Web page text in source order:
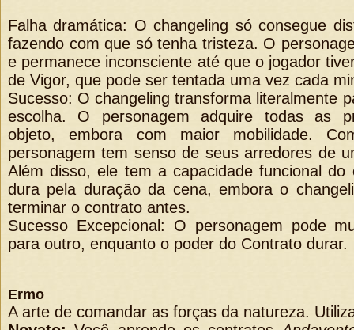
Falha dramática: O changeling só consegue
fazendo com que só tenha tristeza. O
e permanece inconsciente até que o jogador
de Vigor, que pode ser tentada uma vez cada
Sucesso: O changeling transforma literalmente
escolha. O personagem adquire todas as
objeto, embora com maior mobilidade.
personagem tem senso de seus arredores de
Além disso, ele tem a capacidade funcional do
dura pela duração da cena, embora o
terminar o contrato antes.
Sucesso Excepcional: O personagem pode
para outro, enquanto o poder do Contrato durar.
Ermo
A arte de comandar as forças da natureza.